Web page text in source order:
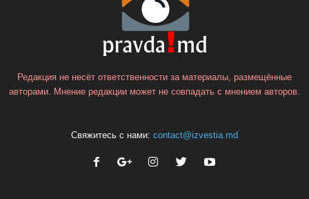
Редакция не несёт ответственности за материалы, размещённые
авторами. Мнение редакции может не совпадать с мнением авторов.
Свяжитесь с нами: contact@izvestia.md